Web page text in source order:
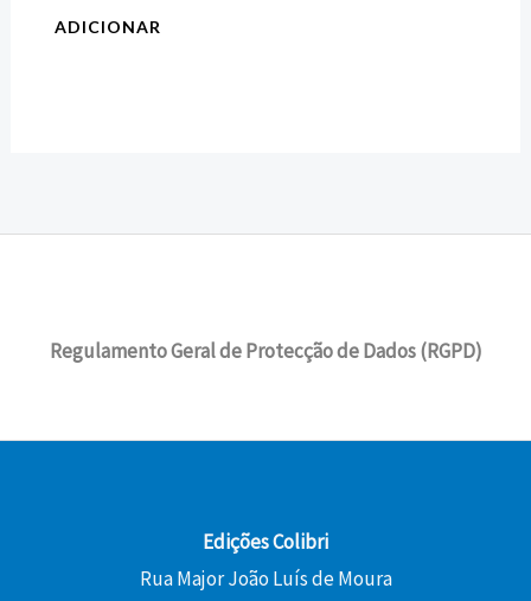
ADICIONAR
Regulamento Geral de Protecção de Dados (RGPD)
Edições Colibri
Rua Major João Luís de Moura